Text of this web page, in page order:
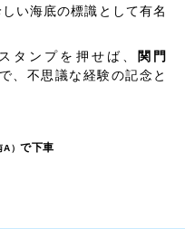
い海底の標識として有名
タンプを押せば、
関門
、不思議な経験の記念と
A）で下車